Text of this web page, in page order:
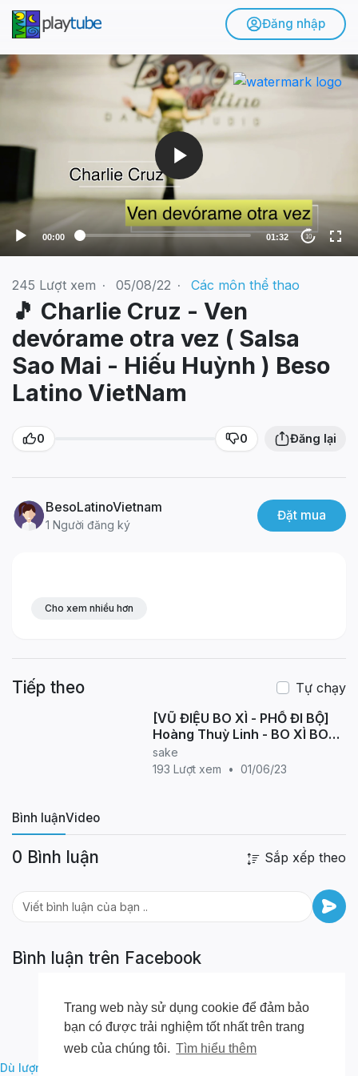
Trang web này sử dụng cookie để đảm bảo
bạn có được trải nghiệm tốt nhất trên trang
web của chúng tôi. Tìm hiểu thêm
Đăng nhập
V
o
a
r
00:00 01:32 10
245 Lượt xem · 05/08/22 · Các môn thể thao
🎵 Charlie Cruz - Ven
devórame otra vez ( Salsa
Sao Mai - Hiếu Huỳnh ) Beso
Latino VietNam
0 0 Đăng lại
BesoLatinoVietnam
1 Người đăng ký
Đặt mua
Cho xem nhiều hơn
Tiếp theo
Tự chạy
[VŨ ĐIỆU BO XÌ - PHỐ ĐI BỘ]
Hoàng Thuỳ Linh - BO XÌ BO
(PAUSE PAUSE) Dance By B-
Wild From Vietnam
sake
193 Lượt xem
• 01/06/23
Bình luậnVideo
0 Bình luận Sắp xếp theo
Bình luận trên Facebook
Dù lượn Hà Giang